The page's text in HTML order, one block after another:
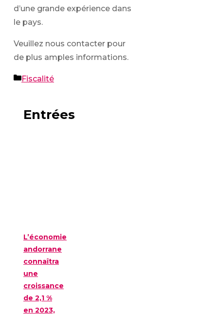
d’une grande expérience dans
le pays.
Veuillez nous contacter pour
de plus amples informations.
Catégories
Fiscalité
Entrées
L’économie
andorrane
connaîtra
une
croissance
de 2,1 %
en 2023,